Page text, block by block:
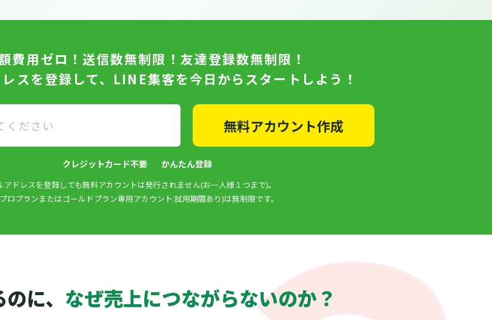
費用ゼロ！送信数無制限！友達登録数無制限！
スを登録して、LINE集客を今日からスタートしよう！
無料アカウント作成
クレジットカード不要 かんたん登録
ドレスを登録しても無料アカウントは発行されません(お一人様１つまで)。
プランまたはゴールドプラン専用アカウント:試用期間あり)は無制限です。
に、 なぜ売上につながらないのか？